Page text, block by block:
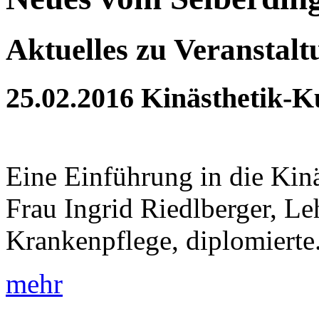
Aktuelles zu
25.02.2016 Kinästhetik-
Eine Einführung in die
Frau Ingrid Riedlberger,
Krankenpflege,
mehr